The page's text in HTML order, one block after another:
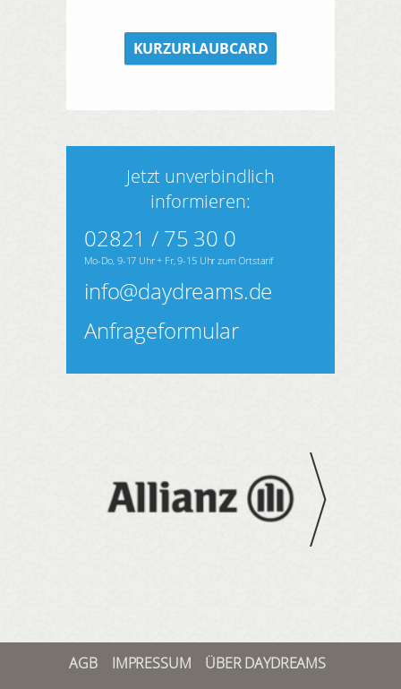
KURZURLAUBCARD
Jetzt unverbindlich
informieren:
02821 / 75 30 0
Mo-Do, 9-17 Uhr + Fr, 9-15 Uhr zum Ortstarif
info@daydreams.de
Anfrageformular
AGB IMPRESSUM
ÜBER DAYDREAMS